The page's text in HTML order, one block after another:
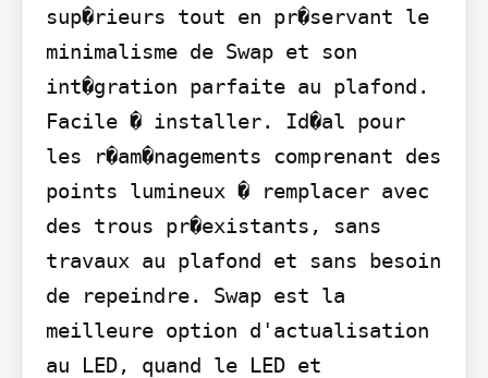
sup�rieurs tout en pr�servant le
minimalisme de Swap et son
int�gration parfaite au plafond.
Facile � installer. Id�al pour
les r�am�nagements comprenant des
points lumineux � remplacer avec
des trous pr�existants, sans
travaux au plafond et sans besoin
de repeindre. Swap est la
meilleure option d'actualisation
au LED, quand le LED et